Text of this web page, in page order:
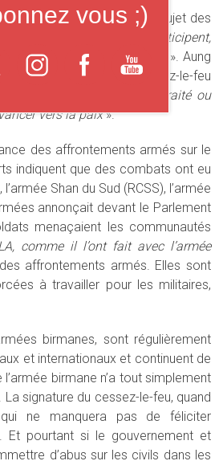
Delegation), a déclaré au sujet des
ne veulent pas qu’ils participent,
n’aura aucun sens.
». Aung
qu’il (
l’accord de cessez-le-feu
et nous voulons un traité ou
vers la paix».
des affrontements armés sur le
indiquent que des combats ont eu
Shan du Sud (RCSS), l’armée
annonçait devant le Parlement
menaçaient les communautés
comme il l’ont fait avec l’armée
affrontements armés. Elles sont
à travailler pour les militaires,
birmanes, sont régulièrement
et internationaux et continuent de
birmane n’a tout simplement
signature du cessez-le-feu, quand
ne manquera pas de féliciter
Et pourtant si le gouvernement et
d’abus sur les civils dans les
vous ;)